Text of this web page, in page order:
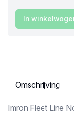
In
Selecteer een
Imron Fleet Line